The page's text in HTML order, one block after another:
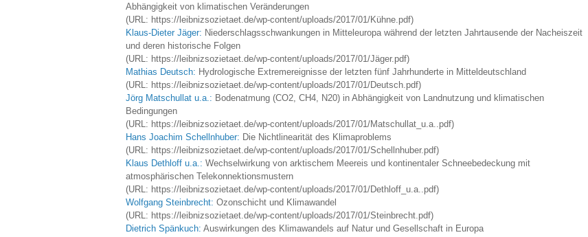
Abhängigkeit von klimatischen Veränderungen
(URL: https://leibnizsozietaet.de/wp-content/uploads/2017/01/Kühne.pdf)
Klaus-Dieter Jäger: Niederschlagsschwankungen in Mitteleuropa während der letzten Jahrtausende der Nacheiszeit
und deren historische Folgen
(URL: https://leibnizsozietaet.de/wp-content/uploads/2017/01/Jäger.pdf)
Mathias Deutsch: Hydrologische Extremereignisse der letzten fünf Jahrhunderte in Mitteldeutschland
(URL: https://leibnizsozietaet.de/wp-content/uploads/2017/01/Deutsch.pdf)
Jörg Matschullat u.a.: Bodenatmung (CO2, CH4, N20) in Abhängigkeit von Landnutzung und klimatischen
Bedingungen
(URL: https://leibnizsozietaet.de/wp-content/uploads/2017/01/Matschullat_u.a..pdf)
Hans Joachim Schellnhuber: Die Nichtlinearität des Klimaproblems
(URL: https://leibnizsozietaet.de/wp-content/uploads/2017/01/Schellnhuber.pdf)
Klaus Dethloff u.a.: Wechselwirkung von arktischem Meereis und kontinentaler Schneebedeckung mit
atmosphärischen Telekonnektionsmustern
(URL: https://leibnizsozietaet.de/wp-content/uploads/2017/01/Dethloff_u.a..pdf)
Wolfgang Steinbrecht: Ozonschicht und Klimawandel
(URL: https://leibnizsozietaet.de/wp-content/uploads/2017/01/Steinbrecht.pdf)
Dietrich Spänkuch: Auswirkungen des Klimawandels auf Natur und Gesellschaft in Europa